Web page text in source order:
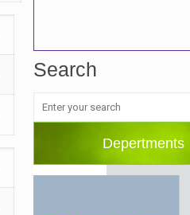
Search
Depertments